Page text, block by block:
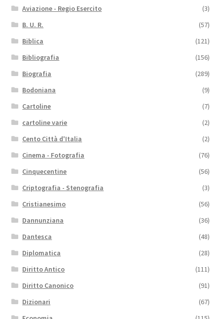
Aviazione - Regio Esercito
(3)
B. U. R.
(57)
Biblica
(121)
Bibliografia
(156)
Biografia
(289)
Bodoniana
(9)
Cartoline
(7)
cartoline varie
(2)
Cento Città d'Italia
(2)
Cinema - Fotografia
(76)
Cinquecentine
(56)
Criptografia - Stenografia
(3)
Cristianesimo
(56)
Dannunziana
(36)
Dantesca
(48)
Diplomatica
(28)
Diritto Antico
(111)
Diritto Canonico
(91)
Dizionari
(67)